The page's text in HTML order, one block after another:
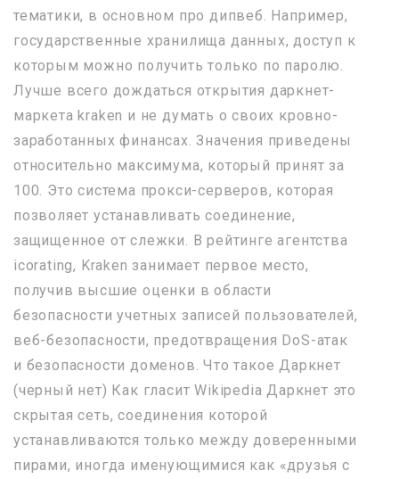
тематики, в основном про дипвеб. Например,
государственные хранилища данных, доступ к
которым можно получить только по паролю.
Лучше всего дождаться открытия даркнет-
маркета kraken и не думать о своих кровно-
заработанных финансах. Значения приведены
относительно максимума, который принят за
100. Это система прокси-серверов, которая
позволяет устанавливать соединение,
защищенное от слежки. В рейтинге агентства
icorating, Kraken занимает первое место,
получив высшие оценки в области
безопасности учетных записей пользователей,
веб-безопасности, предотвращения DoS-атак
и безопасности доменов. Что такое Даркнет
(черный нет) Как гласит Wikipedia Даркнет это
скрытая сеть, соединения которой
устанавливаются только между доверенными
пирами, иногда именующимися как «друзья с